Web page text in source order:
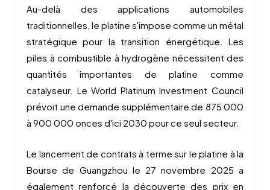
Au-delà des applications automobiles
traditionnelles, le platine s'impose comme un métal
stratégique pour la transition énergétique. Les
piles à combustible à hydrogène nécessitent des
quantités importantes de platine comme
catalyseur. Le World Platinum Investment Council
prévoit une demande supplémentaire de 875 000
à 900 000 onces d'ici 2030 pour ce seul secteur.
Le lancement de contrats à terme sur le platine à la
Bourse de Guangzhou le 27 novembre 2025 a
également renforcé la découverte des prix en